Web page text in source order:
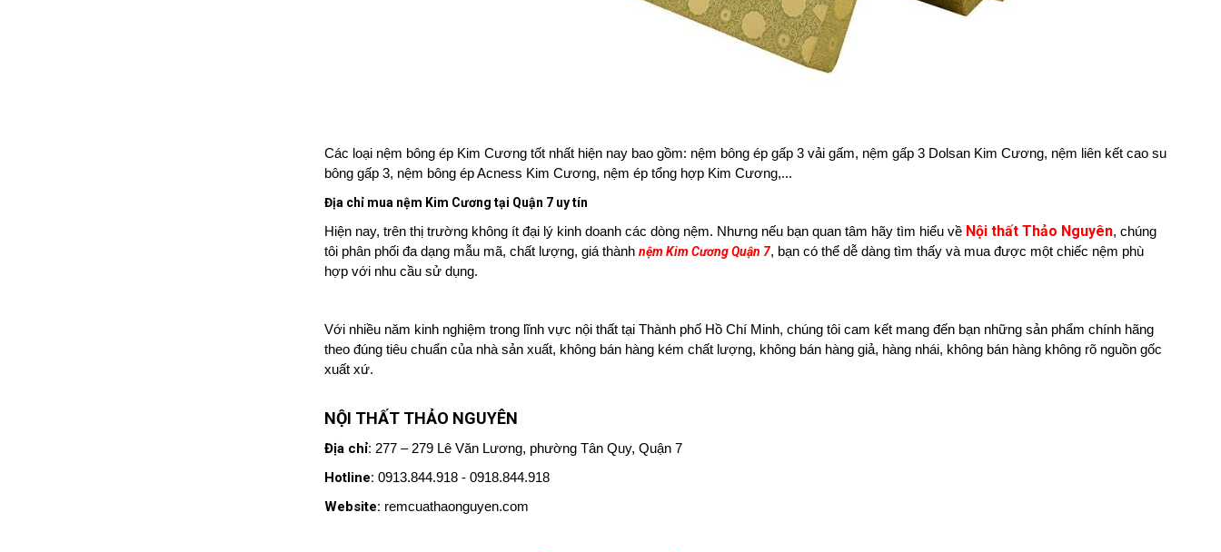
Các loại nệm bông ép Kim Cương tốt nhất hiện nay bao gồm: nệm bông ép gấp 3 vải gấm, nệm gấp 3 Dolsan Kim Cương, nệm liên kết cao su
bông gấp 3, nệm bông ép Acness Kim Cương, nệm ép tổng hợp Kim Cương,...
Địa chỉ mua nệm Kim Cương tại Quận 7 uy tín
Hiện nay, trên thị trường không ít đại lý kinh doanh các dòng nệm. Nhưng nếu bạn quan tâm hãy tìm hiểu về Nội thất Thảo Nguyên, chúng
tôi phân phối đa dạng mẫu mã, chất lượng, giá thành nệm Kim Cương Quận 7, bạn có thể dễ dàng tìm thấy và mua được một chiếc nệm phù
hợp với nhu cầu sử dụng.
Với nhiều năm kinh nghiệm trong lĩnh vực nội thất tại Thành phố Hồ Chí Minh, chúng tôi cam kết mang đến bạn những sản phẩm chính hãng
theo đúng tiêu chuẩn của nhà sản xuất, không bán hàng kém chất lượng, không bán hàng giả, hàng nhái, không bán hàng không rõ nguồn gốc
xuất xứ.
NỘI THẤT THẢO NGUYÊN
Địa chỉ: 277 – 279 Lê Văn Lương, phường Tân Quy, Quận 7
Hotline: 0913.844.918 - 0918.844.918
Website: remcuathaonguyen.com